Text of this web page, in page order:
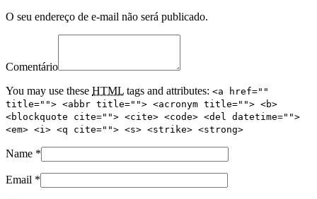
O seu endereço de e-mail não será publicado.
Comentário
You may use these HTML tags and attributes: <a href=""
title=""> <abbr title=""> <acronym title=""> <b>
<blockquote cite=""> <cite> <code> <del datetime="">
<em> <i> <q cite=""> <s> <strike> <strong>
Name *
Email *